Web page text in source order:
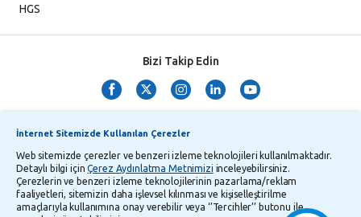
HGS
Bizi Takip Edin
TMSF ve YTM Zaman Aşımı Listesi Bilgi Toplumu Hizmetleri
Kişisel Verilerin Korunması Gizlilik Politikası Çerez Aydınlatma Metni
İnternet Sitemizde Kullanılan Çerezler
Web sitemizde çerezler ve benzeri izleme teknolojileri kullanılmaktadır.
Detaylı bilgi içinÇerez Aydınlatma Metnimizi inceleyebilirsiniz.
Çerezlerin ve benzeri izleme teknolojilerinin pazarlama/reklam
faaliyetleri, sitemizin daha işlevsel kılınması ve kişiselleştirilme
amaçlarıyla kullanımına onay verebilir veya ‘’Tercihler’’ butonu ile